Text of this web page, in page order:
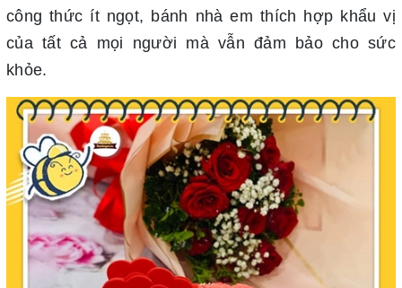
công thức ít ngọt, bánh nhà em thích hợp khẩu vị
của tất cả mọi người mà vẫn đảm bảo cho sức
khỏe.